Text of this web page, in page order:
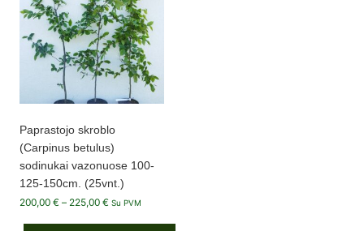
Paprastojo skroblo
(Carpinus betulus)
sodinukai vazonuose 100-
125-150cm. (25vnt.)
200,00 € – 225,00 € Price
Su PVM